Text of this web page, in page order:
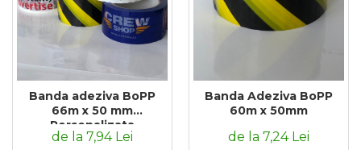
Banda adeziva BoPP
66m x 50 mm
Personalizata
de la 7,94 Lei
Banda Adeziva BoPP
60m x 50mm
de la 7,24 Lei